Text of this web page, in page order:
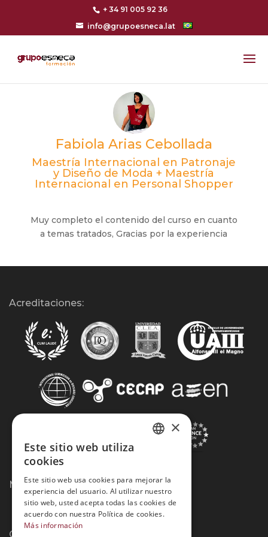
+ 34 91 005 92 36
info@grupoesneca.lat
Fabiola Arias Cebollada
Maestría Internacional en Patronaje
y Diseño de Moda + Maestría
Internacional en Personal Shopper
Muy completo el contenido del curso en cuanto
a temas tratados, Gracias por la experiencia
Acreditaciones:
Métodos de Pago:
Contacto:
×
Este sitio web utiliza
cookies
Este sitio web usa cookies para mejorar la
experiencia del usuario. Al utilizar nuestro
sitio web, usted acepta todas las cookies de
acuerdo con nuestra Política de cookies.
Más información